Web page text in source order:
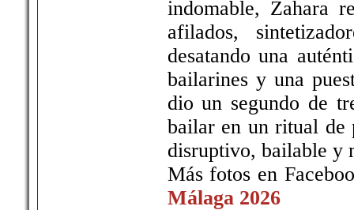
indomable, Zahara
afilados,
desatando una
bailarines y una
dio un segundo de
bailar en un ritual de
disruptivo, bailable y
Más fotos en
Málaga 2026